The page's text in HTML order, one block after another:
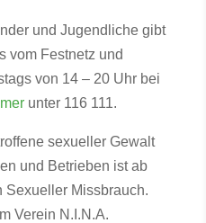
und Jugendliche gibt
vom Festnetz und
von 14 – 20 Uhr bei
unter 116 111.
sexueller Gewalt
und Betrieben ist ab
Sexueller Missbrauch.
Verein N.I.N.A.